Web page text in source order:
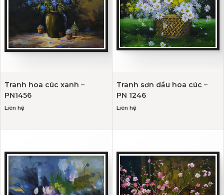
Tranh hoa cúc xanh –
PN1456
Liên hệ
Tranh sơn dầu hoa cúc –
PN 1246
Liên hệ